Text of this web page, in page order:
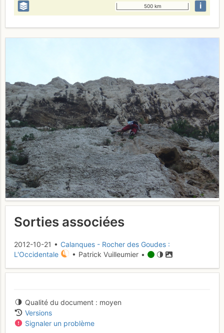
500 km i
Sorties associées
2012-10-21 • Calanques - Rocher des Goudes :
L'Occidentale
• Patrick Vuilleumier •
Qualité du document
moyen
Versions
Signaler un problème